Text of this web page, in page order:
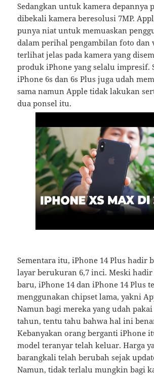
Sedangkan untuk kamera depannya
dibekali kamera beresolusi 7MP.
punya niat untuk memuaskan
dalam perihal pengambilan foto dan
terlihat jelas pada kamera yang
produk iPhone yang selalu impresif.
iPhone 6s dan 6s Plus juga udah
sama namun Apple tidak lakukan
dua ponsel itu.
Sementara itu, iPhone 14 Plus hadir
layar berukuran 6,7 inci. Meski hadir
baru, iPhone 14 dan iPhone 14 Plus
menggunakan chipset lama, yakni
Namun bagi mereka yang udah
tahun, tentu tahu bahwa hal ini
Kebanyakan orang berganti iPhone
model teranyar telah keluar. Harga
barangkali telah berubah sejak
Namun, tidak terlalu mungkin bagi